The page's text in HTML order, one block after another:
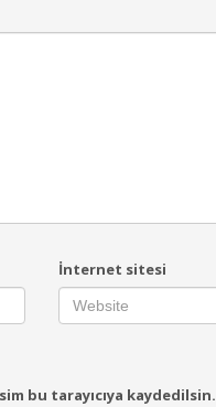
İnternet sitesi
bu tarayıcıya kaydedilsin.